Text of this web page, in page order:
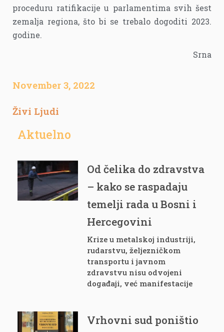
proceduru ratifikacije u parlamentima svih šest
zemalja regiona, što bi se trebalo dogoditi 2023.
godine.
Srna
November 3, 2022
Živi Ljudi
Aktuelno
Od čelika do zdravstva
– kako se raspadaju
temelji rada u Bosni i
Hercegovini
Krize u metalskoj industriji,
rudarstvu, željezničkom
transportu i javnom
zdravstvu nisu odvojeni
događaji, već manifestacije
Vrhovni sud poništio